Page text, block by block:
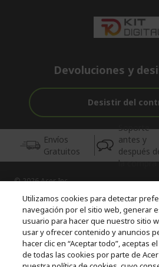
Devoluciones y
Desistir del
Envíos
Gratuitos
Soporte
antes y
después
la compra
© 2026 Acer Inc.
CPYou BV es el vendedor y distribuidor
productos y servicios ofrecidos en esta
Incluida la aportación para la gestión de
110/2015, inscrita en el RII-AEE Nº 7573;
RD. 106/2008, inscrita en el RII-PYA Nº
sistemas integrales de gestión de
Utilizamos cookies para detectar
navegación por el sitio web, generar
usuario para hacer que nuestro sitio
usar y ofrecer contenido y anuncios
hacer clic en “Aceptar todo”, aceptas
de todas las cookies por parte de